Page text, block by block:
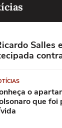
Salles
o
que foi